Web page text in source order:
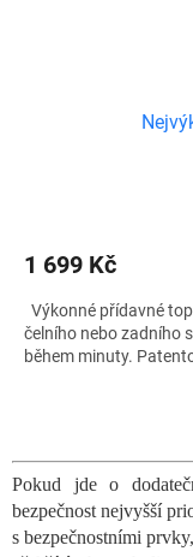
1 699 Kč
Výkonné přídavné
čelního nebo zadního
během minuty.
Pokud jde o
bezpečnost nejvyšší
s bezpečnostními